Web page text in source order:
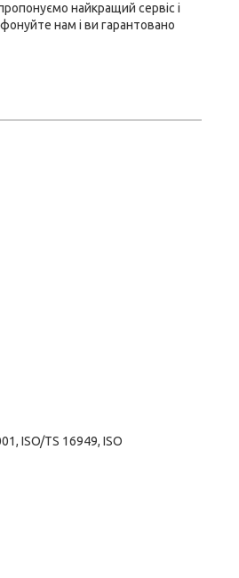
найкращий сервіс і
нам і ви гарантовано
ISO/TS 16949, ISO